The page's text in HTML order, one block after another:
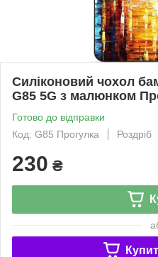
Силіконовий чохол
G85 5G з малюнком
Готово до відправки
Код: G85 Прогулка
Роздріб
230 ₴